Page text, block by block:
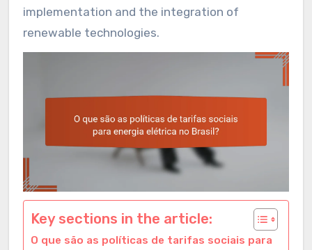
implementation and the integration of
renewable technologies.
Key sections in the article:
O que são as políticas de tarifas sociais para